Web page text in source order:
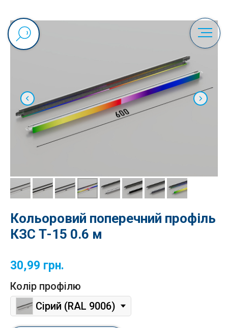
Кольоровий поперечний профіль
КЗС Т-15 0.6 м
30,99 грн.
Колір профілю
Сірий (RAL 9006)